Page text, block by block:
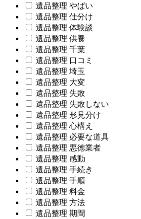
遺品整理 やばい
遺品整理 仕分け
遺品整理 体験談
遺品整理 供養
遺品整理 千葉
遺品整理 口コミ
遺品整理 埼玉
遺品整理 大変
遺品整理 失敗
遺品整理 失敗しない
遺品整理 形見分け
遺品整理 心構え
遺品整理 必要な道具
遺品整理 悪徳業者
遺品整理 感動
遺品整理 手続き
遺品整理 手順
遺品整理 料金
遺品整理 方法
遺品整理 期間